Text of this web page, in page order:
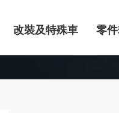
改裝及特殊車 零